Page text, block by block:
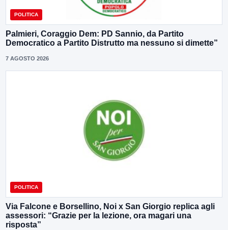
POLITICA
Palmieri, Coraggio Dem: PD Sannio, da Partito
Democratico a Partito Distrutto ma nessuno si dimette”
7 AGOSTO 2026
POLITICA
Via Falcone e Borsellino, Noi x San Giorgio replica agli
assessori: “Grazie per la lezione, ora magari una
risposta”